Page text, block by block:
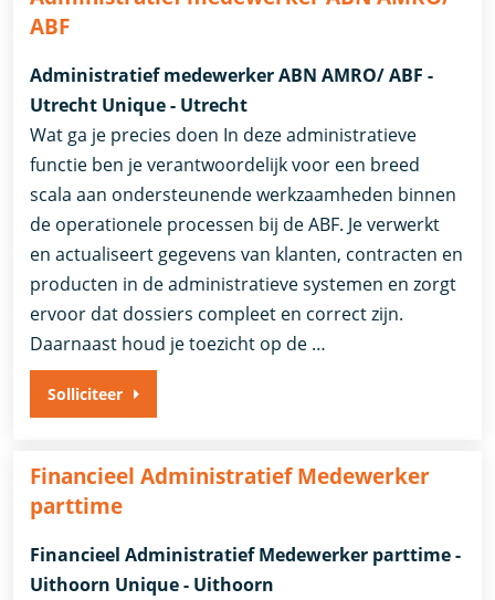
ABF
Administratief medewerker ABN AMRO/ ABF -
Utrecht Unique - Utrecht
Wat ga je precies doen In deze administratieve
functie ben je verantwoordelijk voor een breed
scala aan ondersteunende werkzaamheden binnen
de operationele processen bij de ABF. Je verwerkt
en actualiseert gegevens van klanten, contracten en
producten in de administratieve systemen en zorgt
ervoor dat dossiers compleet en correct zijn.
Daarnaast houd je toezicht op de …
Solliciteer
Financieel Administratief Medewerker
parttime
Financieel Administratief Medewerker parttime -
Uithoorn Unique - Uithoorn